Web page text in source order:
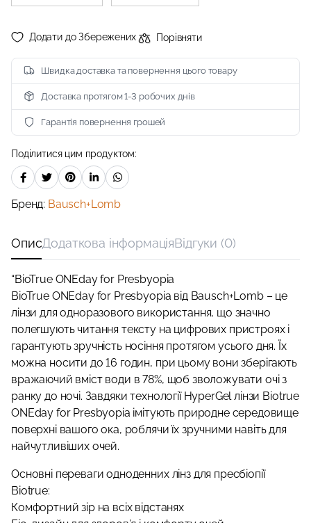
Додати до Збережених Порівняти
Швидка доставка та повернення цього товару
Доставка протягом 1-3 робочих днів
Гарантія повернення грошей
Поділитися цим продуктом:
Бренд: Bausch+Lomb
ОписДодаткова інформаціяВідгуки (0)
“BioTrue ONEday for Presbyopia
BioTrue ONEday for Presbyopia від Bausch+Lomb – це
лінзи для одноразового використання, що значно
полегшують читання тексту на цифрових пристроях і
гарантують зручність носіння протягом усього дня. Їх
можна носити до 16 годин, при цьому вони зберігають
вражаючий вміст води в 78%, щоб зволожувати очі з
ранку до ночі. Завдяки технології HyperGel лінзи Biotrue
ONEday for Presbyopia імітують природне середовище
поверхні вашого ока, роблячи їх зручними навіть для
найчутливіших очей.
Основні переваги одноденних лінз для пресбіопії
Biotrue:
Комфортний зір на всіх відстанях